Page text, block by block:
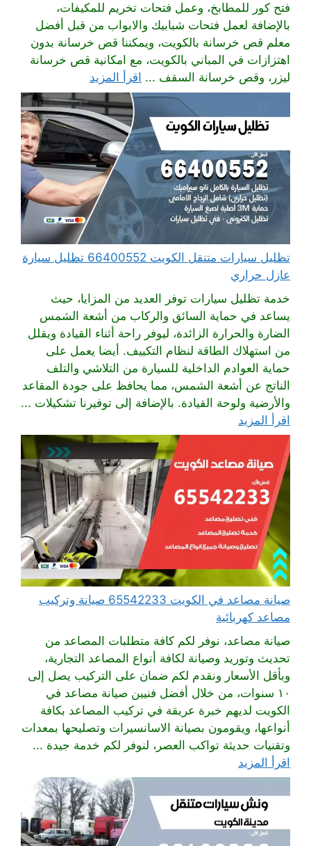
فتح كور للمطابخ، وعمل فتحات تخريم للمكيفات،
بالإضافة لعمل فتحات شبابيك والابواب من قبل أفضل
معلم قص خرسانة بالكويت، ويمكننا قص خرسانة بدون
اهتزازات في المباني بالكويت، مع امكانية قص خرسانة
ليزر، وقص خرسانة السقف ... اقرأ المزيد
تظليل سيارات متنقل الكويت 66400552 تظليل سيارة
عازل حراري
خدمة تظليل سيارات توفر العديد من المزايا، حيث
يساعد في حماية السائق والركاب من أشعة الشمس
الضارة والحرارة الزائدة، ليوفر راحة أثناء القيادة ويقلل
من استهلاك الطاقة لنظام التكييف. أيضا يعمل على
حماية العوادم الداخلية للسيارة من التلاشي والتلف
الناتج عن أشعة الشمس، مما يحافظ على جودة المقاعد
والأرضية ولوحة القيادة. بالإضافة إلى توفيرنا تشكيلات ...
اقرأ المزيد
صيانة مصاعد في الكويت 65542233 صيانة وتركيب
مصاعد كهربائية
صيانة مصاعد، نوفر لكم كافة متطلبات المصاعد من
تحديث وتوريد وصيانة لكافة أنواع المصاعد التجارية،
وبأقل الأسعار ونقدم لكم ضمان على التركيب يصل إلى
١٠ سنوات، من خلال أفضل فنيين صيانة مصاعد في
الكويت لديهم خبرة عريقة في تركيب المصاعد بكافة
أنواعها، ويقومون بصيانة الاسانسيرات وتصليحها بمعدات
وتقنيات حديثة تواكب العصر، لنوفر لكم خدمة جيدة ...
اقرأ المزيد